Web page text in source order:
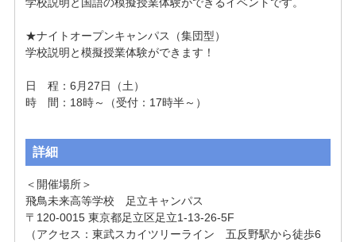
★ナイトオープンキャンパス（集団型）
学校説明と模擬授業体験ができます！
日　程：6月27日（土）
時　間：18時～（受付：17時半～）
詳細
＜開催場所＞
飛鳥未来高等学校　足立キャンパス
〒120-0015 東京都足立区足立1-13-26-5F
（アクセス：東武スカイツリーライン　五反野駅から徒歩6